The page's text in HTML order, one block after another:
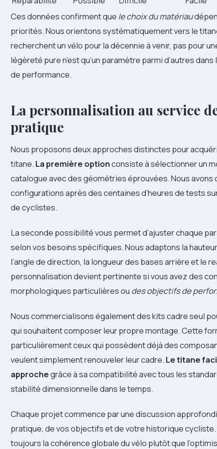
Ces données confirment que le choix du matériau
priorités. Nous orientons systématiquement vers le
recherchent un vélo pour la décennie à venir, pas pour
légèreté pure n’est qu’un paramètre parmi d’autres
de performance.
La personnalisation au service
pratique
Nous proposons deux approches distinctes pour
titane. La première optionconsiste à sélectionner un
catalogue avec des géométries éprouvées. Nous avons
configurations après des centaines d’heures de tests
de cyclistes.
La seconde possibilité vous permet d’ajuster chaque
selon vos besoins spécifiques. Nous adaptons la
l’angle de direction, la longueur des bases arrière et le
personnalisation devient pertinente si vous avez des
morphologiques particulières ou des objectifs de
Nous commercialisons également des kits cadre seul
qui souhaitent composer leur propre montage. Cette
particulièrement ceux qui possèdent déjà des
veulent simplement renouveler leur cadre. Le titane
approchegrâce à sa compatibilité avec tous les
stabilité dimensionnelle dans le temps.
Chaque projet commence par une discussion
pratique, de vos objectifs et de votre historique
toujours la cohérence globale du vélo plutôt que